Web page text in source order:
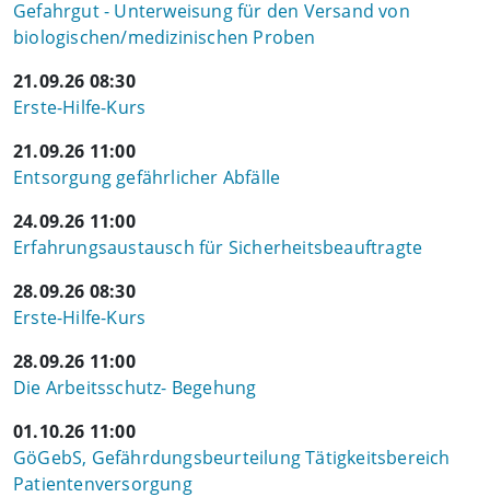
Gefahrgut - Unterweisung für den Versand von
biologischen/medizinischen Proben
21.09.26 08:30
Erste-Hilfe-Kurs
21.09.26 11:00
Entsorgung gefährlicher Abfälle
24.09.26 11:00
Erfahrungsaustausch für Sicherheitsbeauftragte
28.09.26 08:30
Erste-Hilfe-Kurs
28.09.26 11:00
Die Arbeitsschutz- Begehung
01.10.26 11:00
GöGebS, Gefährdungsbeurteilung Tätigkeitsbereich
Patientenversorgung